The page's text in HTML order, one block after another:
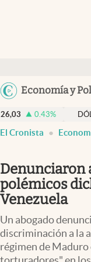
Economía y
Members
Economía y Política
Finanzas y Mercados
Negocios
Columnistas
Otras secciones
Apertura
% DÓLAR BNA $
El Cronista
Denunciaron
polémicos
Venezuela
Un abogado
discriminación a la
régimen de